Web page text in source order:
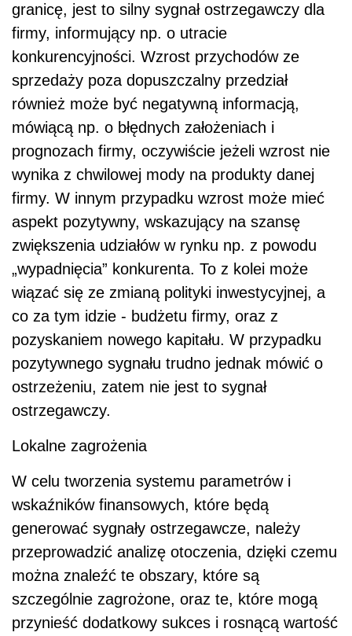
granicę, jest to silny sygnał ostrzegawczy dla
firmy, informujący np. o utracie
konkurencyjności. Wzrost przychodów ze
sprzedaży poza dopuszczalny przedział
również może być negatywną informacją,
mówiącą np. o błędnych założeniach i
prognozach firmy, oczywiście jeżeli wzrost nie
wynika z chwilowej mody na produkty danej
firmy. W innym przypadku wzrost może mieć
aspekt pozytywny, wskazujący na szansę
zwiększenia udziałów w rynku np. z powodu
„wypadnięcia” konkurenta. To z kolei może
wiązać się ze zmianą polityki inwestycyjnej, a
co za tym idzie - budżetu firmy, oraz z
pozyskaniem nowego kapitału. W przypadku
pozytywnego sygnału trudno jednak mówić o
ostrzeżeniu, zatem nie jest to sygnał
ostrzegawczy.
Lokalne zagrożenia
W celu tworzenia systemu parametrów i
wskaźników finansowych, które będą
generować sygnały ostrzegawcze, należy
przeprowadzić analizę otoczenia, dzięki czemu
można znaleźć te obszary, które są
szczególnie zagrożone, oraz te, które mogą
przynieść dodatkowy sukces i rosnącą wartość